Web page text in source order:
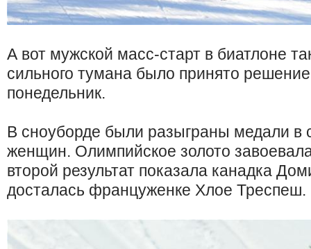
А вот мужской масс-старт в биатлоне
сильного тумана было принято
понедельник.
В сноуборде были разыграны медали в
женщин. Олимпийское золото
второй результат показала канадка
досталась француженке Хлое Треспеш.